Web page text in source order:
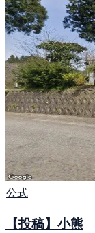
公式
【投稿】小熊